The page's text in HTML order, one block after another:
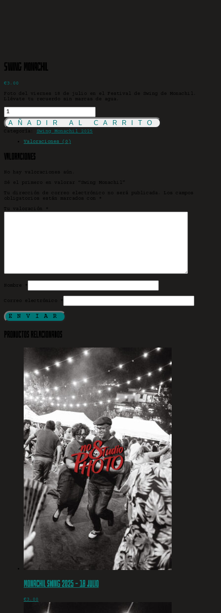
Swing Monachil
€3.00
Foto del viernes 18 de julio en el Festival de Swing de Monachil.
Llévate tu recuerdo sin marcas de agua.
Swing
Monachil
cantidad
AÑADIR AL CARRITO
Categoría: Swing Monachil 2025
Valoraciones (0)
Valoraciones
No hay valoraciones aún.
Sé el primero en valorar “Swing Monachil”
Tu dirección de correo electrónico no será publicada.
Los campos
obligatorios están marcados con
*
Tu valoración
*
Nombre *
Correo electrónico *
Productos relacionados
Monachil Swing 2025 – 18 julio
€3.00